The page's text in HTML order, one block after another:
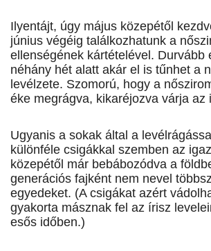
Ilyentájt, úgy május közepétől
június végéig találkozhatunk a
ellenségének kártételével. Durvább
néhány hét alatt akár el is tűnhet a
levélzete. Szomorú, hogy a
éke megrágva, kikaréjozva várja az
Ugyanis a sokak által a
különféle csigákkal szemben az
közepétől már bebábozódva a
generációs fajként nem nevel
egyedeket. (A csigákat azért
gyakorta másznak fel az írisz
esős időben.)